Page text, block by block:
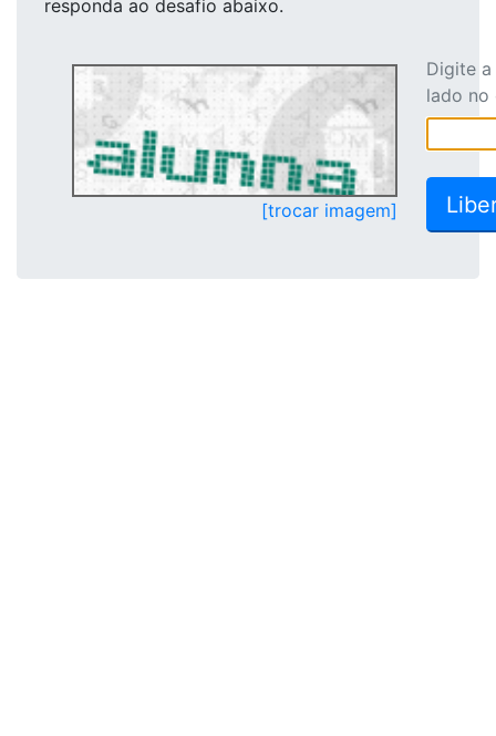
responda ao desafio abaixo.
[trocar imagem]
Digite
lado no